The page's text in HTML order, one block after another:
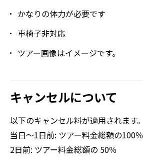
かなりの体力が必要です
車椅子非対応
ツアー画像はイメージです。
キャンセルについて
以下のキャンセル料が適用されます。
当日～1日前: ツアー料金総額の100％
2日前: ツアー料金総額の 50％